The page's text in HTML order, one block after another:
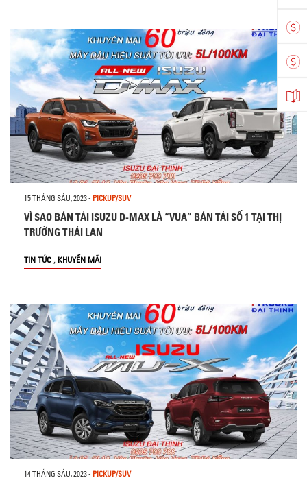
15 THÁNG SÁU, 2023- PICKUP/SUV
VÌ SAO BÁN TẢI ISUZU D-MAX LÀ “VUA” BÁN TẢI SỐ 1 TẠI THỊ
TRƯỜNG THÁI LAN
TIN TỨC , KHUYẾN MÃI
14 THÁNG SÁU, 2023- PICKUP/SUV